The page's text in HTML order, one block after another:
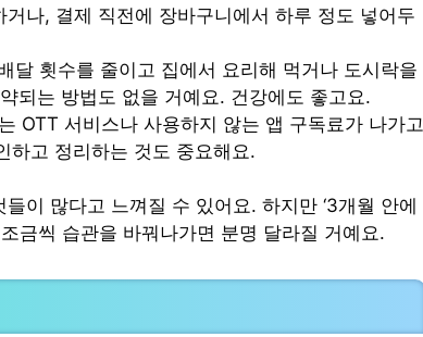
거나, 결제 직전에 장바구니에서 하루 정도 넣어두
달 횟수를 줄이고 집에서 요리해 먹거나 도시락을
되는 방법도 없을 거예요. 건강에도 좋고요.
OTT 서비스나 사용하지 않는 앱 구독료가 나가고
하고 정리하는 것도 중요해요.
이 많다고 느껴질 수 있어요. 하지만 ‘3개월 안에
금씩 습관을 바꿔나가면 분명 달라질 거예요.